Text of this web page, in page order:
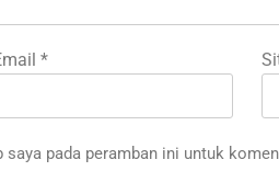
*
pada peramban ini untuk